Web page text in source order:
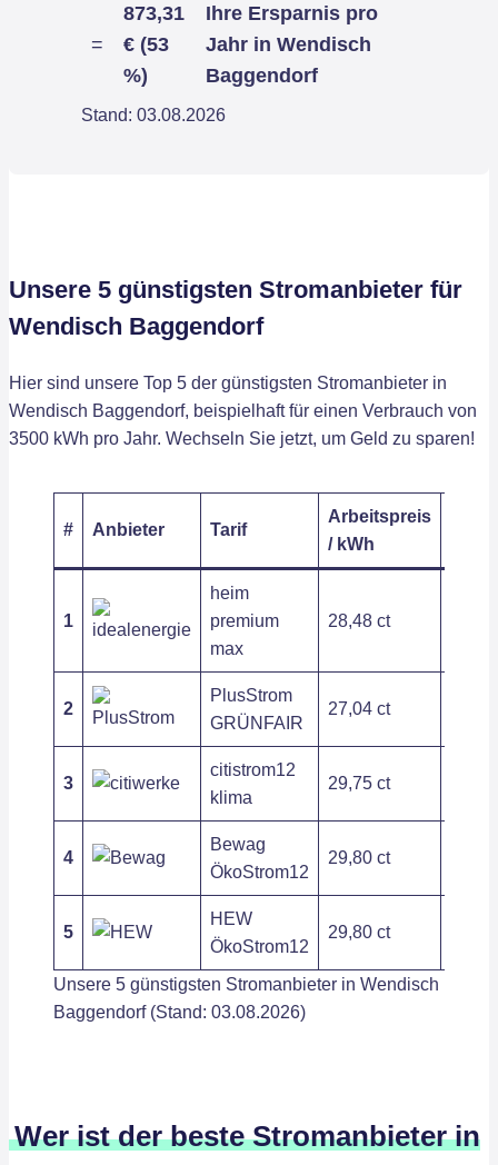
=
873,31
€ (53
%)
Ihre Ersparnis pro
Jahr in Wendisch
Baggendorf
Stand: 03.08.2026
Unsere 5 günstigsten Stromanbieter für
Wendisch Baggendorf
Hier sind unsere Top 5 der günstigsten Stromanbieter in
Wendisch Baggendorf, beispielhaft für einen Verbrauch von
3500 kWh pro Jahr. Wechseln Sie jetzt, um Geld zu sparen!
# Anbieter Tarif
Arbeitspreis
/ kWh
1
heim
premium
max
28,48 ct
2
PlusStrom
GRÜNFAIR
27,04 ct
3
citistrom12
klima
29,75 ct
4
Bewag
ÖkoStrom12
29,80 ct
5
HEW
ÖkoStrom12
29,80 ct
Unsere 5 günstigsten Stromanbieter in Wendisch
Baggendorf (Stand: 03.08.2026)
Wer ist der beste Stromanbieter in